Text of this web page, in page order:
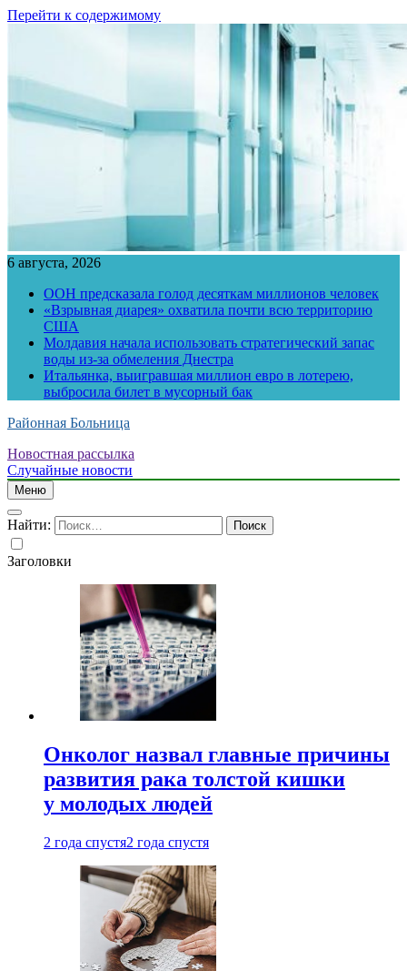
Перейти к содержимому
6 августа, 2026
ООН предсказала голод десяткам миллионов человек
«Взрывная диарея» охватила почти всю территорию
США
Молдавия начала использовать стратегический запас
воды из-за обмеления Днестра
Итальянка, выигравшая миллион евро в лотерею,
выбросила билет в мусорный бак
Районная Больница
Новостная рассылка
Случайные новости
Меню
Найти:
Заголовки
Онколог назвал главные причины
развития рака толстой кишки
у молодых людей
2 года спустя2 года спустя